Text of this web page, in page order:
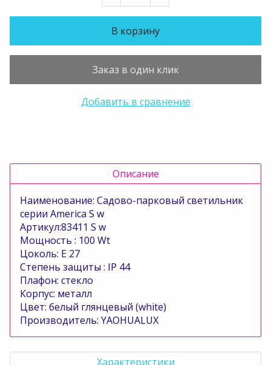
В корзину
Заказ в один клик
Добавить в сравнение
Описание
Наименование: Садово-парковый светильник
серии America S w
Артикул:83411 S w
Мощность : 100 Wt
Цоколь: E 27
Степень защиты : IP 44
Плафон: стекло
Корпус: металл
Цвет: белый глянцевый (white)
Производитель: YAOHUALUX
Характеристики